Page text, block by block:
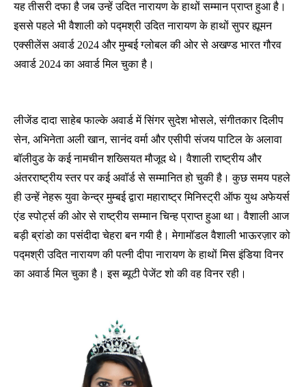
यह तीसरी दफा है जब उन्हें उदित नारायण के हाथों सम्मान प्राप्त हुआ है।
इससे पहले भी वैशाली को पद्मश्री उदित नारायण के हाथों सुपर ह्यूमन
एक्सीलेंस अवार्ड 2024 और मुम्बई ग्लोबल की ओर से अखण्ड भारत गौरव
अवार्ड 2024 का अवार्ड मिल चुका है।
लीजेंड दादा साहेब फाल्के अवार्ड में सिंगर सुदेश भोसले, संगीतकार दिलीप
सेन, अभिनेता अली खान, सानंद वर्मा और एसीपी संजय पाटिल के अलावा
बॉलीवुड के कई नामचीन शख्सियत मौजूद थे। वैशाली राष्ट्रीय और
अंतरराष्ट्रीय स्तर पर कई अवॉर्ड से सम्मानित हो चुकी है। कुछ समय पहले
ही उन्हें नेहरू युवा केन्द्र मुम्बई द्वारा महाराष्ट्र मिनिस्ट्री ऑफ युथ अफेयर्स
एंड स्पोर्ट्स की ओर से राष्ट्रीय सम्मान चिन्ह प्राप्त हुआ था। वैशाली आज
बड़ी ब्रांडो का पसंदीदा चेहरा बन गयी है। मेगामॉडल वैशाली भाऊरज़ार को
पद्मश्री उदित नारायण की पत्नी दीपा नारायण के हाथों मिस इंडिया विनर
का अवार्ड मिल चुका है। इस ब्यूटी पेजेंट शो की वह विनर रही।